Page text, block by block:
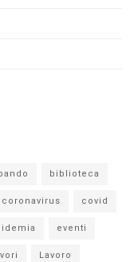
biblioteca
coronavirus covid
eventi
Lavoro